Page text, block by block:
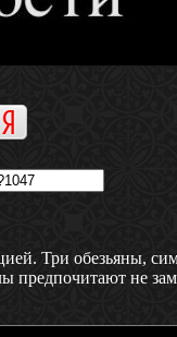
Три обезьяны,
предпочитают не